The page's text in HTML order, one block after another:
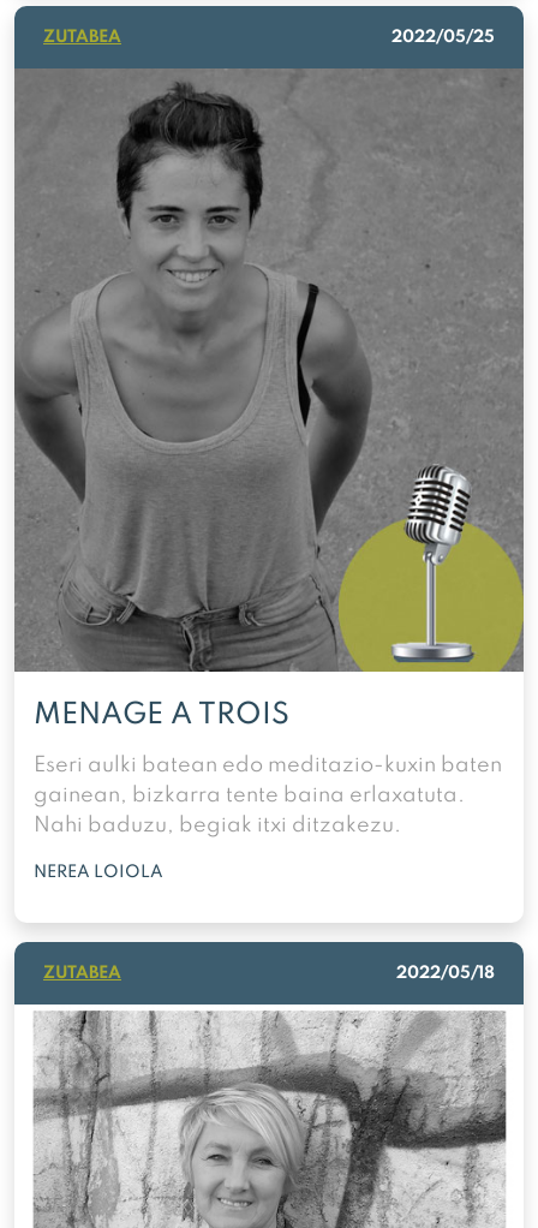
ZUTABEA 2022/05/25
MENAGE A TROIS
Eseri aulki batean edo meditazio-kuxin baten
gainean, bizkarra tente baina erlaxatuta.
Nahi baduzu, begiak itxi ditzakezu.
NEREA LOIOLA
ZUTABEA 2022/05/18